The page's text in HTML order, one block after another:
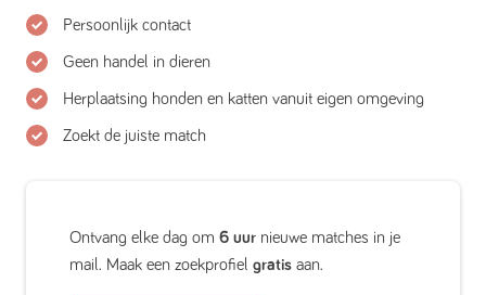
Persoonlijk contact
Geen handel in dieren
Herplaatsing honden en katten vanuit eigen omgeving
Zoekt de juiste match
Ontvang elke dag om 6 uur nieuwe matches in je
mail. Maak een zoekprofiel gratis aan.